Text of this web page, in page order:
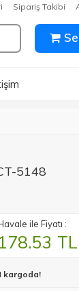
Sipariş Takibi
5148
ile Fiyatı :
178.53 TL
kargoda!